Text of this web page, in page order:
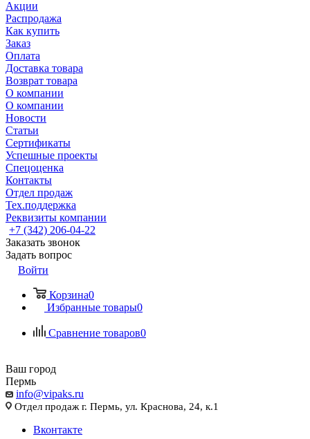
Акции
Распродажа
Как купить
Заказ
Оплата
Доставка товара
Возврат товара
О компании
О компании
Новости
Статьи
Сертификаты
Успешные проекты
Спецоценка
Контакты
Отдел продаж
Тех.поддержка
Реквизиты компании
+7 (342) 206-04-22
Заказать звонок
Задать вопрос
Войти
Корзина0
Избранные товары0
Сравнение товаров0
Ваш город
Пермь
info@vipaks.ru
Отдел продаж г. Пермь, ул. Краснова, 24, к.1
Вконтакте